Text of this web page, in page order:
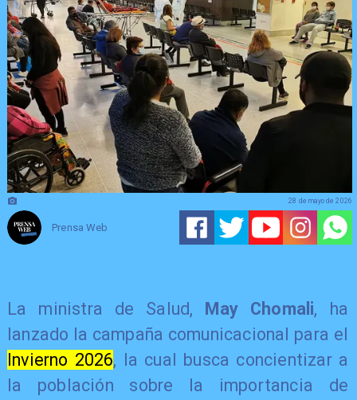
Prensa Web
28 de mayo de 2026
La ministra de Salud, May Chomali, ha
lanzado la campaña comunicacional para el
Invierno 2026, la cual busca concientizar a
la población sobre la importancia de